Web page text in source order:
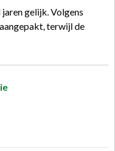
gelijk. Volgens
terwijl de